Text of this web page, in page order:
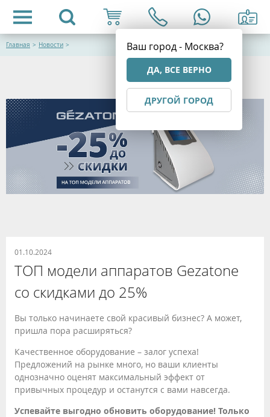
Ваш город - Москва?
ДА, ВСЕ ВЕРНО
ДРУГОЙ ГОРОД
Главная > Новости >
01.10.2024
ТОП модели аппаратов Gezatone
со скидками до 25%
Вы только начинаете свой красивый бизнес? А может,
пришла пора расширяться?
Качественное оборудование – залог успеха!
Предложений на рынке много, но ваши клиенты
однозначно оценят максимальный эффект от
привычных процедур и останутся с вами навсегда.
Успевайте выгодно обновить оборудование! Только